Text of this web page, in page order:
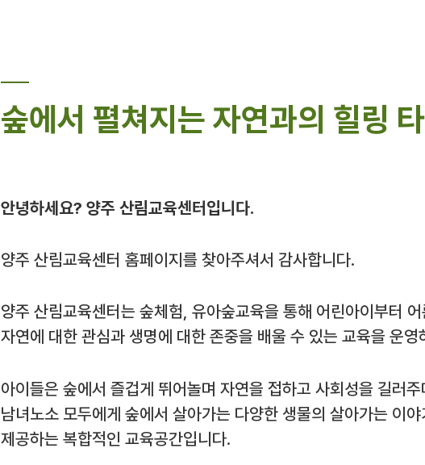
숲에서 펼쳐지는 자연과의 힐링
안녕하세요? 양주 산림교육센터입니다.
양주 산림교육센터 홈페이지를 찾아주셔서 감사합니다.
양주 산림교육센터는 숲체험, 유아숲교육을 통해 어린아이부터
자연에 대한 관심과 생명에 대한 존중을 배울 수 있는 교육을 운영
아이들은 숲에서 즐겁게 뛰어놀며 자연을 접하고 사회성을 길러
남녀노소 모두에게 숲에서 살아가는 다양한 생물의 살아가는 이
제공하는 복합적인 교육공간입니다.